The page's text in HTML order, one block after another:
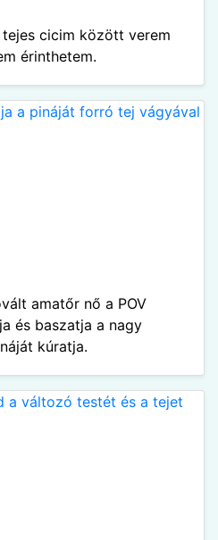
cicim között verem
érinthetem.
amatőr nő a POV
és baszatja a nagy
kúratja.